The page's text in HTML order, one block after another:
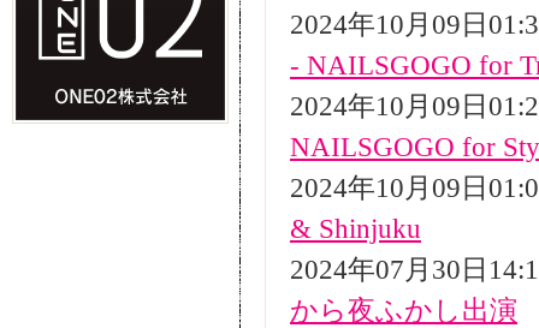
2024年10月09日
- NAILSGOGO for
2024年10月09日
NAILSGOGO for
2024年10月09日
& Shinjuku
2024年07月30日
から夜ふかし出演